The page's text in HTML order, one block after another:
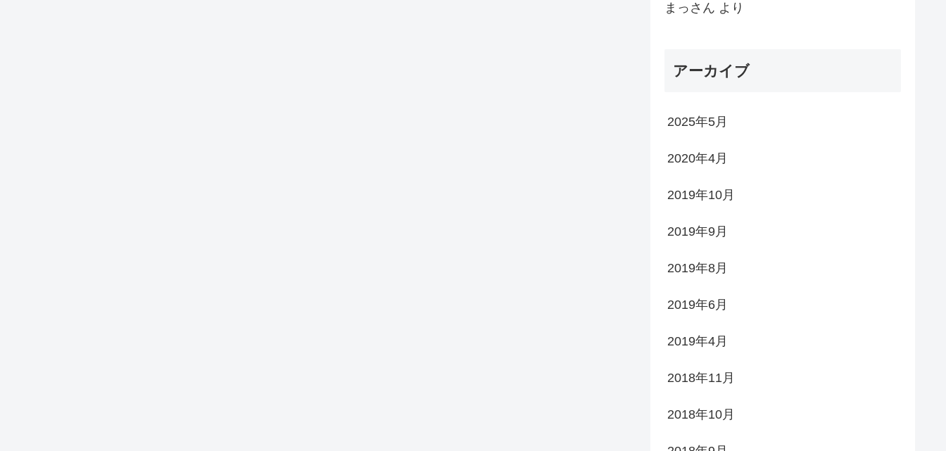
まっさん より
アーカイブ
2025年5月
2020年4月
2019年10月
2019年9月
2019年8月
2019年6月
2019年4月
2018年11月
2018年10月